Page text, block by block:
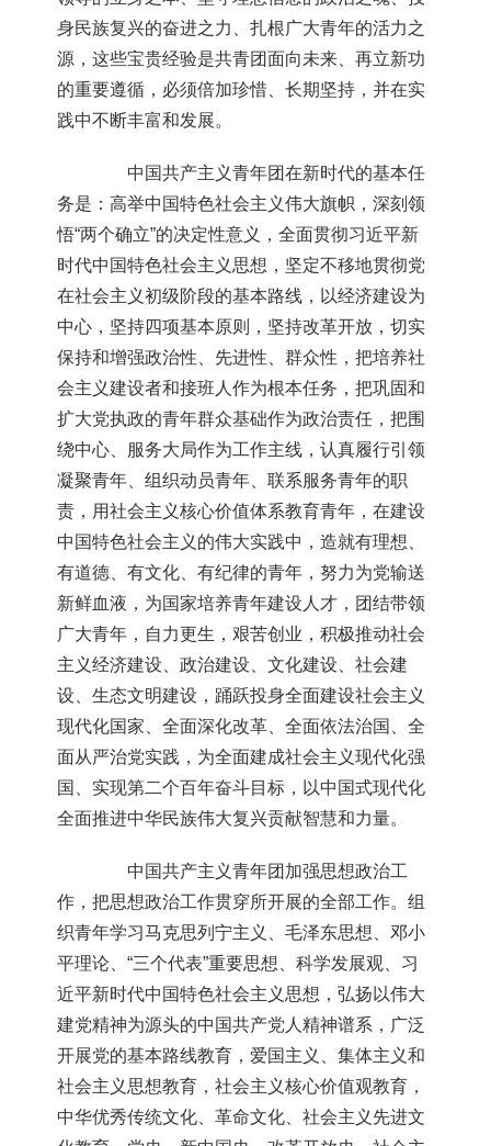
身民族复兴的奋进之力、扎根广大青年的活力之
源，这些宝贵经验是共青团面向未来、再立新功
的重要遵循，必须倍加珍惜、长期坚持，并在实
践中不断丰富和发展。
中国共产主义青年团在新时代的基本任
务是：高举中国特色社会主义伟大旗帜，深刻领
悟“两个确立”的决定性意义，全面贯彻习近平新
时代中国特色社会主义思想，坚定不移地贯彻党
在社会主义初级阶段的基本路线，以经济建设为
中心，坚持四项基本原则，坚持改革开放，切实
保持和增强政治性、先进性、群众性，把培养社
会主义建设者和接班人作为根本任务，把巩固和
扩大党执政的青年群众基础作为政治责任，把围
绕中心、服务大局作为工作主线，认真履行引领
凝聚青年、组织动员青年、联系服务青年的职
责，用社会主义核心价值体系教育青年，在建设
中国特色社会主义的伟大实践中，造就有理想、
有道德、有文化、有纪律的青年，努力为党输送
新鲜血液，为国家培养青年建设人才，团结带领
广大青年，自力更生，艰苦创业，积极推动社会
主义经济建设、政治建设、文化建设、社会建
设、生态文明建设，踊跃投身全面建设社会主义
现代化国家、全面深化改革、全面依法治国、全
面从严治党实践，为全面建成社会主义现代化强
国、实现第二个百年奋斗目标，以中国式现代化
全面推进中华民族伟大复兴贡献智慧和力量。
中国共产主义青年团加强思想政治工
作，把思想政治工作贯穿所开展的全部工作。组
织青年学习马克思列宁主义、毛泽东思想、邓小
平理论、“三个代表”重要思想、科学发展观、习
近平新时代中国特色社会主义思想，弘扬以伟大
建党精神为源头的中国共产党人精神谱系，广泛
开展党的基本路线教育，爱国主义、集体主义和
社会主义思想教育，社会主义核心价值观教育，
中华优秀传统文化、革命文化、社会主义先进文